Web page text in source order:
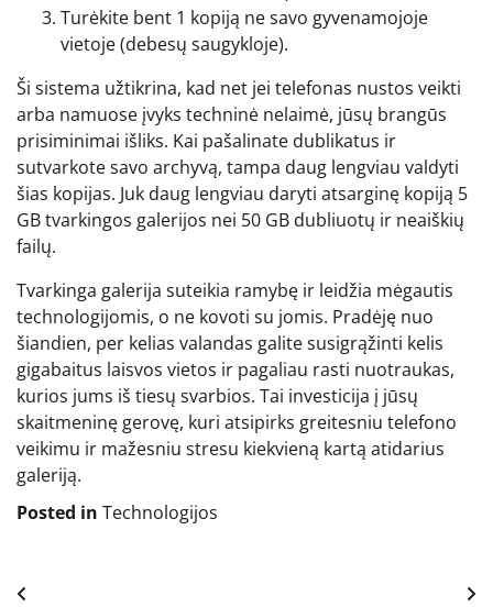
Turėkite bent 1 kopiją ne savo gyvenamojoje
vietoje (debesų saugykloje).
Ši sistema užtikrina, kad net jei telefonas nustos veikti
arba namuose įvyks techninė nelaimė, jūsų brangūs
prisiminimai išliks. Kai pašalinate dublikatus ir
sutvarkote savo archyvą, tampa daug lengviau valdyti
šias kopijas. Juk daug lengviau daryti atsarginę kopiją 5
GB tvarkingos galerijos nei 50 GB dubliuotų ir neaiškių
failų.
Tvarkinga galerija suteikia ramybę ir leidžia mėgautis
technologijomis, o ne kovoti su jomis. Pradėję nuo
šiandien, per kelias valandas galite susigrąžinti kelis
gigabaitus laisvos vietos ir pagaliau rasti nuotraukas,
kurios jums iš tiesų svarbios. Tai investicija į jūsų
skaitmeninę gerovę, kuri atsipirks greitesniu telefono
veikimu ir mažesniu stresu kiekvieną kartą atidarius
galeriją.
Posted in Technologijos
Navigacija